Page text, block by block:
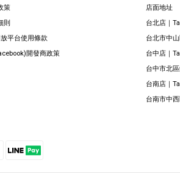
策
則
平台使用條款
開發商政策
店面地址
台北店｜
台北市中
台中店｜
台中市北
台南店｜
台南市中